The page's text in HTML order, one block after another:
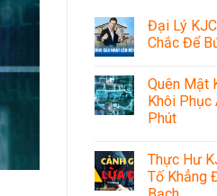
Đại Lý
Chắc Để
Quên Mật
Khôi Phục
Phút
Thực Hư
Tố Khẳng